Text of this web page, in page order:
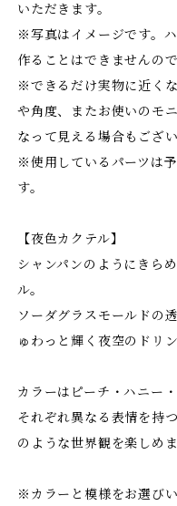
いただきます。
※写真はイメージです。
作ることはできませんの
※できるだけ実物に近く
や角度、またお使いのモ
なって見える場合もござい
※使用しているパーツは
す。
【夜色カクテル】
シャンパンのようにきら
ル。
ソーダグラスモールドの
ゅわっと輝く夜空のドリ
カラーはピーチ・ハニー
それぞれ異なる表情を持
のような世界観を楽しめま
※カラーと模様をお選び